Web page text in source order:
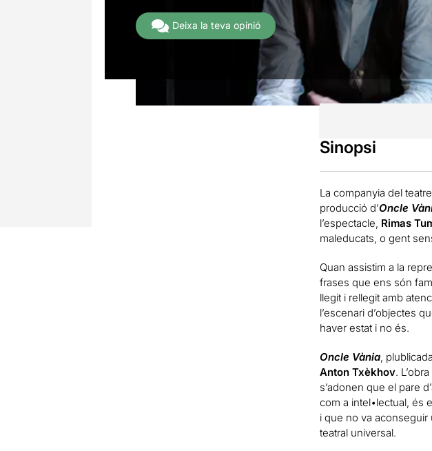
Deixa la teva opinió
Sinopsi
La companyia del
producció d’Oncle
l’espectacle, Rimas
maleducats, o gent
Quan assistim a la
frases que ens són
llegit i rellegit amb
l’escenari d’objectes
haver estat i no és.
Oncle Vània,
Anton Txèkhov.
s’adonen que el pare
com a intel•lectual, és
i que no va aconseguir
teatral universal.